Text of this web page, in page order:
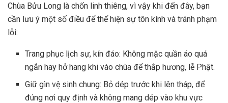
Chùa Bửu Long là chốn linh thiêng, vì vậy khi đến đây, bạn
cần lưu ý một số điều để thể hiện sự tôn kính và tránh phạm
lỗi:
Trang phục lịch sự, kín đáo: Không mặc quần áo quá
ngắn hay hở hang khi vào chùa để thắp hương, lễ Phật.
Giữ gìn vệ sinh chung: Bỏ dép trước khi lên tháp, để
đúng nơi quy định và không mang dép vào khu vực